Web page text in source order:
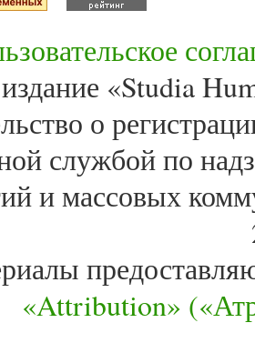
«Studia
о
службой по
и массовых
«Attribution»